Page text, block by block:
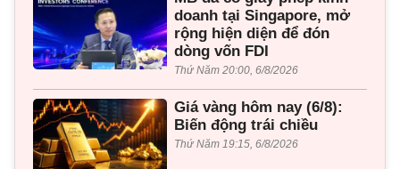
doanh tại Singapore, mở
rộng hiện diện để đón
dòng vốn FDI
Thứ Năm 20:00, 6/8/2026
Giá vàng hôm nay (6/8):
Biến động trái chiều
Thứ Năm 19:15, 6/8/2026